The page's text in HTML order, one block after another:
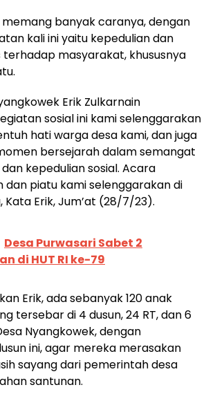
memang banyak caranya, dengan
kali ini yaitu kepedulian dan
masyarakat, khususnya
Erik Zulkarnain
sosial ini kami selenggarakan
hati warga desa kami, dan juga
bersejarah dalam semangat
kepedulian sosial. Acara
dan piatu kami selenggarakan di
Kata Erik, Jum’at (28/7/23).
Desa Purwasari Sabet 2
di HUT RI ke-79
Erik, ada sebanyak 120 anak
tersebar di 4 dusun, 24 RT, dan 6
Nyangkowek, dengan
ini, agar mereka merasakan
sayang dari pemerintah desa
santunan.